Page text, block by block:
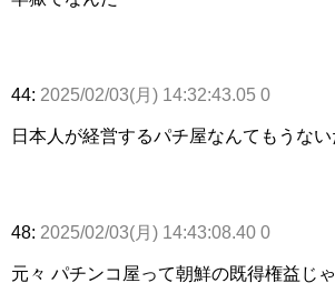
44: 2025/02/03(月) 14:32:43.05 0
日本人が経営するパチ屋なんてもうない
48: 2025/02/03(月) 14:43:08.40 0
元々 パチンコ屋って朝鮮の既得権益じ